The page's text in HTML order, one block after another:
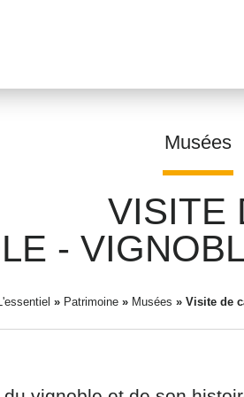
Musées
VISITE
-
» Patrimoine» Musées » Visite de